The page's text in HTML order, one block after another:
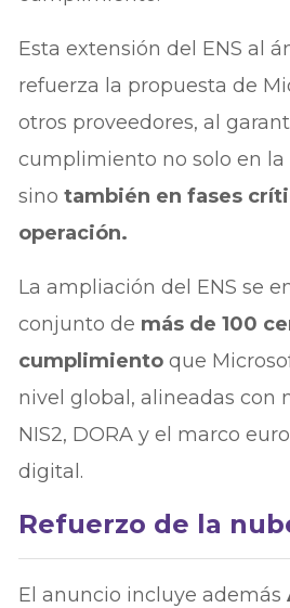
Esta extensión del ENS al
refuerza la propuesta de
otros proveedores, al
cumplimiento no solo en la
sinotambién en fases
operación.
La ampliación del ENS se
conjunto de más de 100
cumplimiento que
nivel global, alineadas con
NIS2, DORA y el marco
digital.
Refuerzo de la
El anuncio incluye además